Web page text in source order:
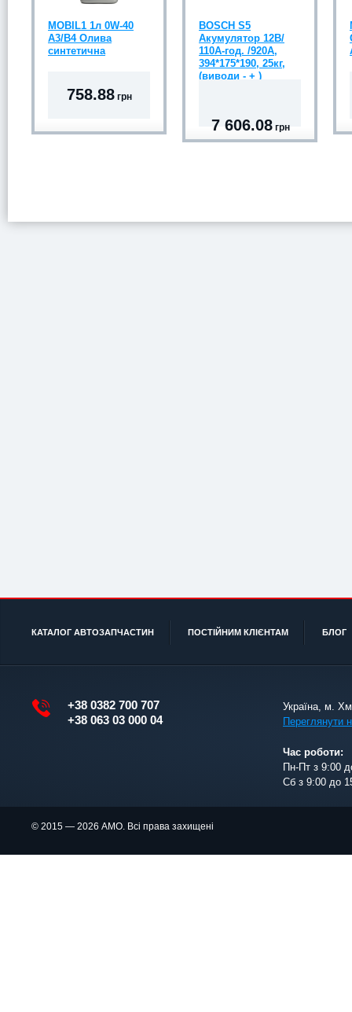
MOBIL1 1л 0W-40
A3/B4 Олива
синтетична
758.88грн
BOSCH S5
Акумулятор 12В/
110А-год. /920А,
394*175*190, 25кг,
(виводи - + )
7 606.08 грн
КАТАЛОГ АВТОЗАПЧАСТИН ПОСТІЙНИМ КЛІЄНТАМ БЛОГ
+38 0382 700 707
+38 063 03 000 04
Україна, м.
Переглянути
Час роботи:
Пн-Пт з 9:00
Сб з 9:00 до
© 2015 — 2026 АМО. Всі права захищені